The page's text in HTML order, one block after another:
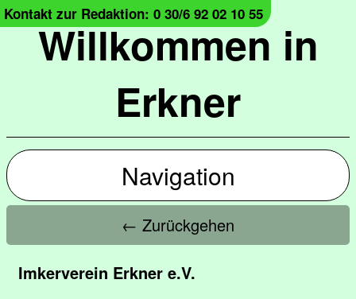
Willkommen in
Erkner
Kontakt zur Redaktion: 0 30/6 92 02 10 55
Navigation
← Zurückgehen
Imkerverein Erkner e.V.